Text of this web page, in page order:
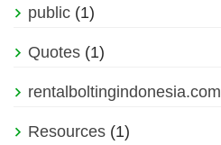
public (1)
Quotes (1)
rentalboltingindonesia.com
Resources (1)